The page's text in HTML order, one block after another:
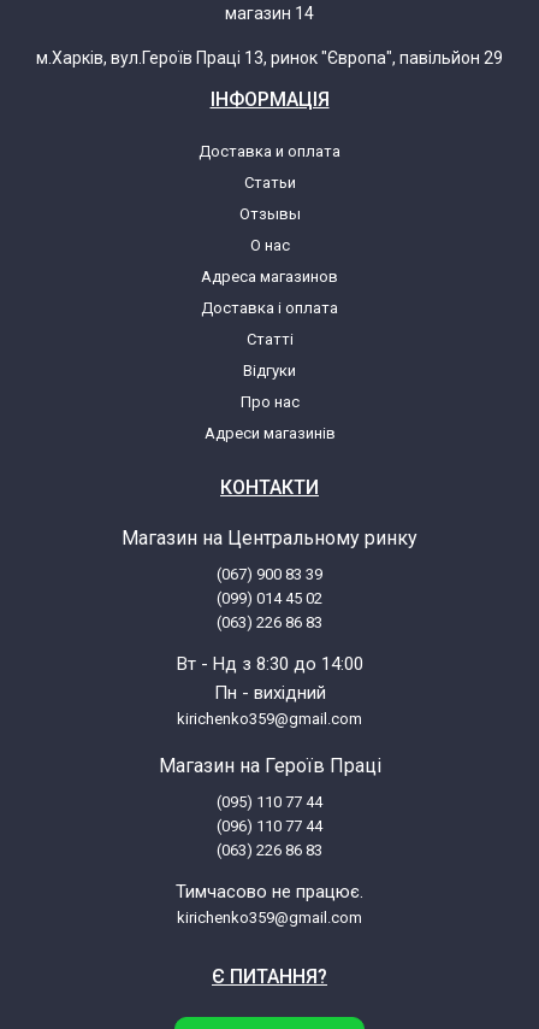
магазин 14
м.Харків, вул.Героїв Праці 13, ринок "Європа", павільйон 29
ІНФОРМАЦІЯ
Доставка и оплата
Статьи
Отзывы
О нас
Адреса магазинов
Доставка і оплата
Статті
Відгуки
Про нас
Адреси магазинів
КОНТАКТИ
Магазин на Центральному ринку
(067) 900 83 39
(099) 014 45 02
(063) 226 86 83
Вт - Нд з 8:30 до 14:00
Пн - вихідний
kirichenko359@gmail.com
Магазин на Героїв Праці
(095) 110 77 44
(096) 110 77 44
(063) 226 86 83
Тимчасово не працює.
kirichenko359@gmail.com
Є ПИТАННЯ?